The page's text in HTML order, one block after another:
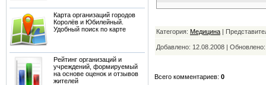
Карта организаций городов
Королёв и Юбилейный.
Удобный поиск по карте
Рейтинг организаций и
учреждений, формируемый
на основе оценок и отзывов
жителей
Категория: Медицина |
Добавлено: 12.08.2008 |
Всего комментариев: 0